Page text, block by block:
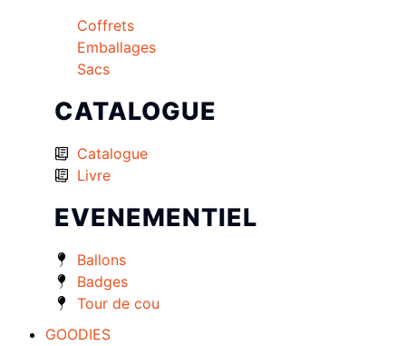
Coffrets
Emballages
Sacs
CATALOGUE
Catalogue
Livre
EVENEMENTIEL
Ballons
Badges
Tour de cou
GOODIES